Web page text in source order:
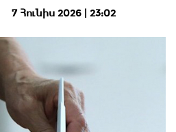
7 Հունիս 2026 | 23:02